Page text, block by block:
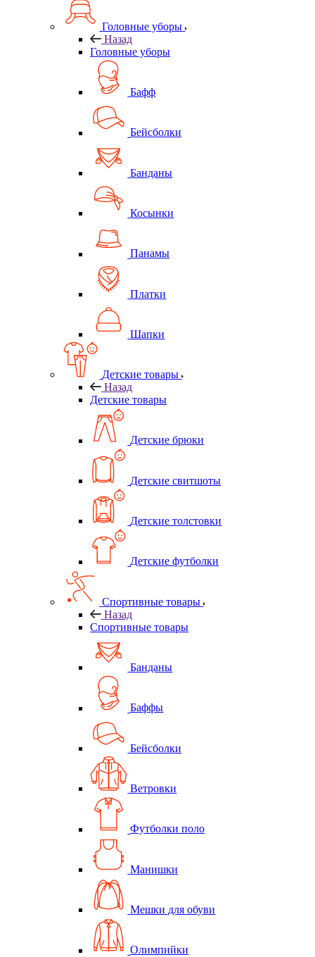
Головные уборы
Назад
Головные уборы
Бафф
Бейсболки
Банданы
Косынки
Панамы
Платки
Шапки
Детские товары
Назад
Детские товары
Детские брюки
Детские свитшоты
Детские толстовки
Детские футболки
Спортивные товары
Назад
Спортивные товары
Банданы
Баффы
Бейсболки
Ветровки
Футболки поло
Манишки
Мешки для обуви
Олимпийки